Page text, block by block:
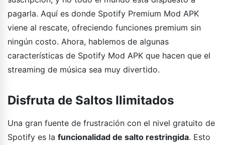
pagarla. Aquí es donde Spotify Premium Mod APK
viene al rescate, ofreciendo funciones premium sin
ningún costo. Ahora, hablemos de algunas
características de Spotify Mod APK que hacen que el
streaming de música sea muy divertido.
Disfruta de Saltos Ilimitados
Una gran fuente de frustración con el nivel gratuito de
Spotify es la funcionalidad de salto restringida. Esto